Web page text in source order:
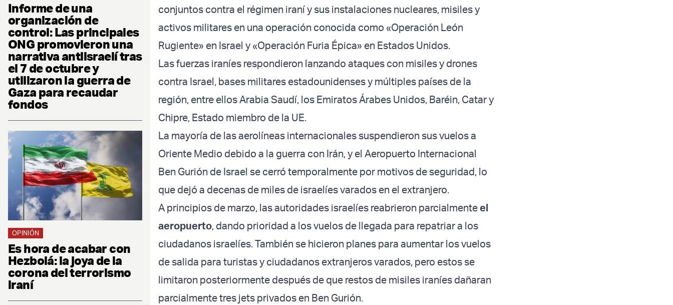
Informe de una
organización de
control: Las principales
ONG promovieron una
narrativa antiisraelí tras
el 7 de octubre y
utilizaron la guerra de
Gaza para recaudar
fondos
OPINIÓN
Es hora de acabar con
Hezbolá: la joya de la
corona del terrorismo
iraní
conjuntos contra el régimen iraní y sus instalaciones nucleares, misiles y
activos militares en una operación conocida como «Operación León
Rugiente» en Israel y «Operación Furia Épica» en Estados Unidos.
Las fuerzas iraníes respondieron lanzando ataques con misiles y drones
contra Israel, bases militares estadounidenses y múltiples países de la
región, entre ellos Arabia Saudí, los Emiratos Árabes Unidos, Baréin, Catar y
Chipre, Estado miembro de la UE.
La mayoría de las aerolíneas internacionales suspendieron sus vuelos a
Oriente Medio debido a la guerra con Irán, y el Aeropuerto Internacional
Ben Gurión de Israel se cerró temporalmente por motivos de seguridad, lo
que dejó a decenas de miles de israelíes varados en el extranjero.
A principios de marzo, las autoridades israelíes reabrieron parcialmente el
aeropuerto, dando prioridad a los vuelos de llegada para repatriar a los
ciudadanos israelíes. También se hicieron planes para aumentar los vuelos
de salida para turistas y ciudadanos extranjeros varados, pero estos se
limitaron posteriormente después de que restos de misiles iraníes dañaran
parcialmente tres jets privados en Ben Gurión.